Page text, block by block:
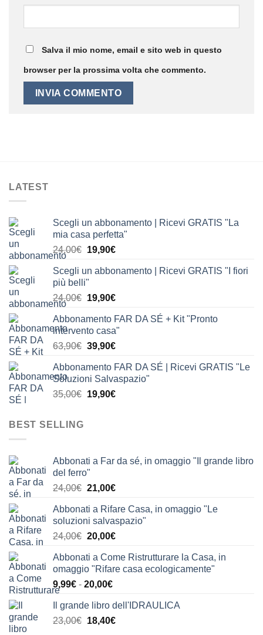
Salva il mio nome, email e sito web in questo
browser per la prossima volta che commento.
LATEST
Scegli un abbonamento | Ricevi GRATIS "La
mia casa perfetta"
24,00€ Il
originale
24,00€.
19,90€Il
attuale
19,90€.
Scegli un abbonamento | Ricevi GRATIS "I fiori
più belli"
24,00€ Il
originale
era:
24,00€.
19,90€Il
attuale
è:
19,90€.
Abbonamento FAR DA SÉ + Kit "Pronto
intervento casa"
63,90€ Il
originale
era:
63,90€.
39,90€Il
attuale
è:
39,90€.
Abbonamento FAR DA SÉ | Ricevi GRATIS "Le
Soluzioni Salvaspazio"
35,00€ Il
19,90€Il
BEST SELLING
Abbonati a Far da sé, in omaggio "Il grande libro
del ferro"
24,00€ Il
originale
era:
24,00€.
21,00€Il
attuale
è:
21,00€.
Abbonati a Rifare Casa, in omaggio "Le
soluzioni salvaspazio"
24,00€ Il
originale
era:
24,00€.
20,00€Il
attuale
è:
Abbonati a Come Ristrutturare la Casa, in
omaggio "Rifare casa ecologicamente"
9,99€ - 20,00€Fascia
prezzo:
da
Il grande libro dell'IDRAULICA
23,00€ Il
18,40€Il